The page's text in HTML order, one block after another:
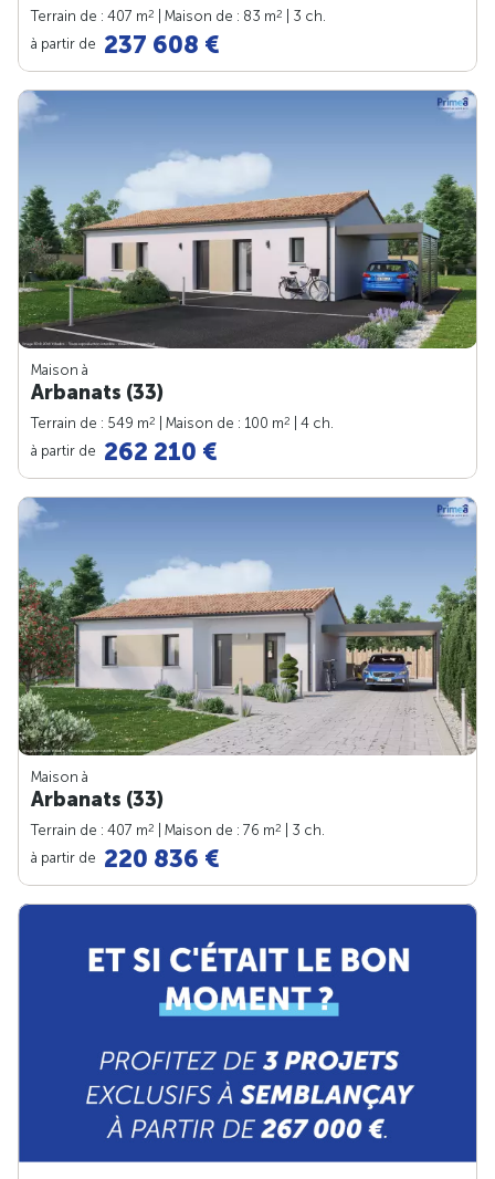
Terrain de : 407 m2 | Maison de : 83 m2
| 3 ch.
à partir de 237 608 €
Maison à
Arbanats (33)
Terrain de : 549 m2 | Maison de : 100 m2
| 4 ch.
à partir de 262 210 €
Maison à
Arbanats (33)
Terrain de : 407 m2 | Maison de : 76 m2
| 3 ch.
à partir de 220 836 €